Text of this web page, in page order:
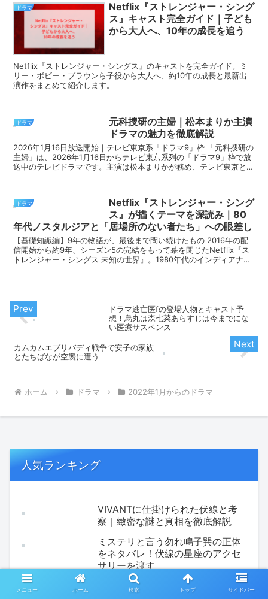
ドラマ
Netflix『ストレンジャー・シング
ス』キャスト完全ガイド｜子ども
から大人へ、10年の成長を追う
Netflix『ストレンジャー・シングス』のキャストを完全ガイド。ミ
リー・ボビー・ブラウンら子役から大人へ、約10年の成長と最新出
演作をまとめて紹介します。
ドラマ
元科捜研の主婦｜松本まりか主演
ドラマの魅力を徹底解説
2026年1月16日放送開始｜テレビ東京系「ドラマ9」枠 「元科捜研の
主婦」は、2026年1月16日からテレビ東京系列の「ドラマ9」枠で放
送中のテレビドラマです。主演は松本まりかが務め、テレビ東京と講
ドラマ
Netflix『ストレンジャー・シング
ス』が描くテーマを深読み｜80
年代ノスタルジアと「居場所のない者たち」への眼差し
【基礎知識編】9年の物語が、最後まで問い続けたもの 2016年の配
信開始から約9年、シーズン5の完結をもって幕を閉じたNetflix『ス
トレンジャー・シングス 未知の世界』。1980年代のインディアナ州
ドラマ逃亡医fの登場人物とキャスト予
想！烏丸は森七菜あらすじは今までにな
い医療サスペンス
カムカムエブリバディ戦争で安子の家族
とたちばなが空襲に遭う
ホーム ドラマ 2022年1月からのドラマ
人気ランキング
VIVANTに仕掛けられた伏線と考
察｜緻密な謎と真相を徹底解説
ミステリと言う勿れ鳴子巽の正体
をネタバレ！伏線の星座のアクセ
サリーを渡す
汝星のごとく映画化！Nのために
メニュー ホーム 検索 トップ サイドバー